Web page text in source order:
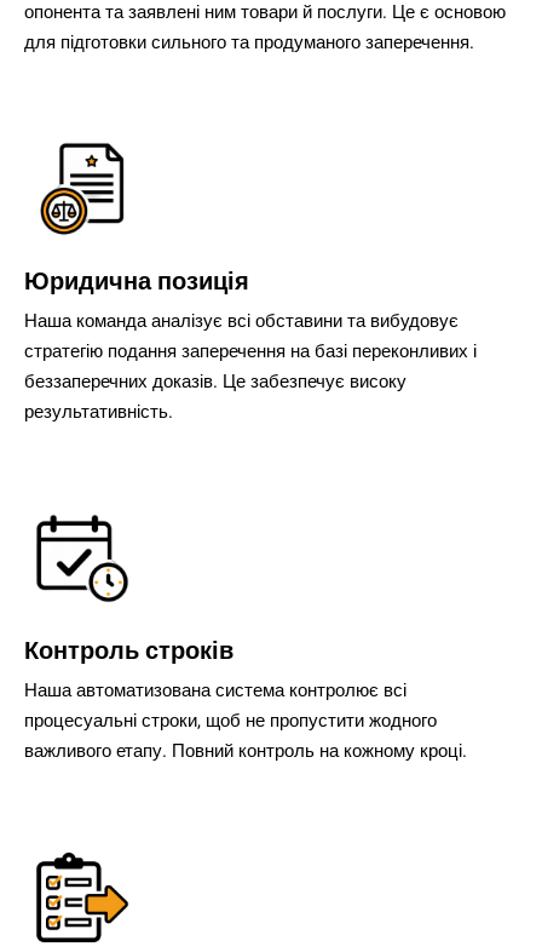
опонента та заявлені ним товари й послуги. Це є основою
для підготовки сильного та продуманого заперечення.
Юридична позиція
Наша команда аналізує всі обставини та вибудовує
стратегію подання заперечення на базі переконливих і
беззаперечних доказів. Це забезпечує високу
результативність.
Контроль строків
Наша автоматизована система контролює всі
процесуальні строки, щоб не пропустити жодного
важливого етапу. Повний контроль на кожному кроці.